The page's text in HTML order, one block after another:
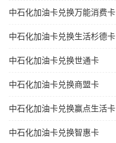
中石化加油卡兑换万能消费卡
中石化加油卡兑换生活杉德卡
中石化加油卡兑换世通卡
中石化加油卡兑换商盟卡
中石化加油卡兑换赢点生活卡
中石化加油卡兑换智惠卡